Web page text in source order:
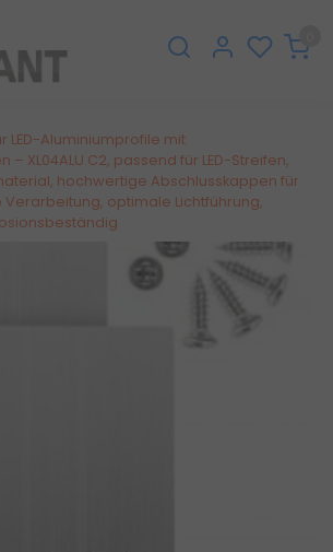
LED-Aluminiumprofile mit
XL04ALU.C2, passend für LED-Streifen,
hochwertige Abschlusskappen für
Verarbeitung, optimale Lichtführung,